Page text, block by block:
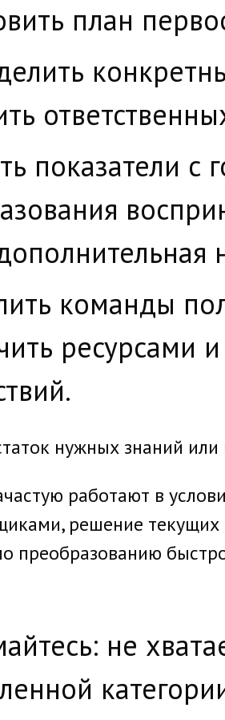
план
показатели
команды
ресурсами
нужных знаний
работают в
решение
преобразованию
не